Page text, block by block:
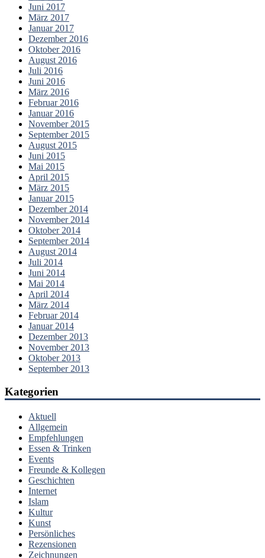
Juni 2017
März 2017
Januar 2017
Dezember 2016
Oktober 2016
August 2016
Juli 2016
Juni 2016
März 2016
Februar 2016
Januar 2016
November 2015
September 2015
August 2015
Juni 2015
Mai 2015
April 2015
März 2015
Januar 2015
Dezember 2014
November 2014
Oktober 2014
September 2014
August 2014
Juli 2014
Juni 2014
Mai 2014
April 2014
März 2014
Februar 2014
Januar 2014
Dezember 2013
November 2013
Oktober 2013
September 2013
Kategorien
Aktuell
Allgemein
Empfehlungen
Essen & Trinken
Events
Freunde & Kollegen
Geschichten
Internet
Islam
Kultur
Kunst
Persönliches
Rezensionen
Zeichnungen